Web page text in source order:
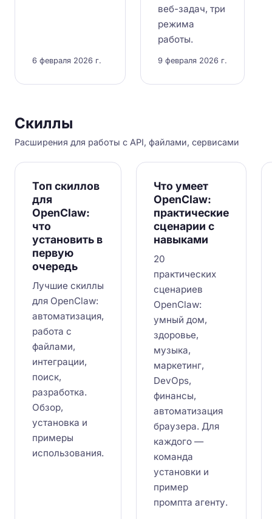
6 февраля 2026 г.
веб-задач, три
режима
работы.
9 февраля 2026 г.
Скиллы
Расширения для работы с API, файлами, сервисами
Топ скиллов
для
OpenClaw:
что
установить в
первую
очередь
Лучшие скиллы
для OpenClaw:
автоматизация,
работа с
файлами,
интеграции,
поиск,
разработка.
Обзор,
установка и
примеры
использования.
Что умеет
OpenClaw:
практические
сценарии с
навыками
20
практических
сценариев
OpenClaw:
умный дом,
здоровье,
музыка,
маркетинг,
DevOps,
финансы,
автоматизация
браузера. Для
каждого —
команда
установки и
пример
промпта агенту.